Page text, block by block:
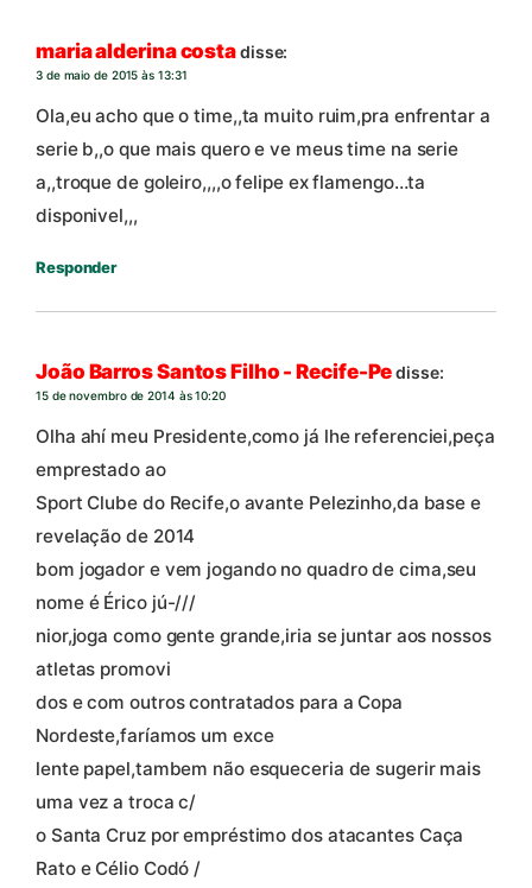
maria alderina costadisse:
3 de maio de 2015 às 13:31
Ola,eu acho que o time,,ta muito ruim,pra enfrentar a
serie b,,o que mais quero e ve meus time na serie
a,,troque de goleiro,,,,o felipe ex flamengo…ta
disponivel,,,
Responder
João Barros Santos Filho - Recife-Pedisse:
15 de novembro de 2014 às 10:20
Olha ahí meu Presidente,como já lhe referenciei,peça
emprestado ao
Sport Clube do Recife,o avante Pelezinho,da base e
revelação de 2014
bom jogador e vem jogando no quadro de cima,seu
nome é Érico jú-///
nior,joga como gente grande,iria se juntar aos nossos
atletas promovi
dos e com outros contratados para a Copa
Nordeste,faríamos um exce
lente papel,tambem não esqueceria de sugerir mais
uma vez a troca c/
o Santa Cruz por empréstimo dos atacantes Caça
Rato e Célio Codó /